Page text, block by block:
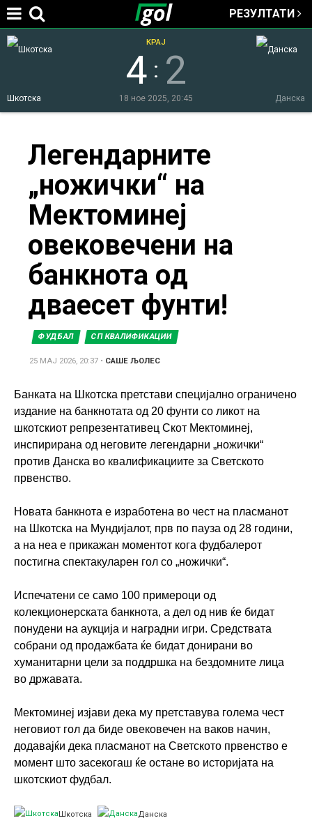
Jump to navigation
РЕЗУЛТАТИ
Шкотска Данска
4 : 2
КРАЈ
18 ное 2025, 20:45
Легендарните
„ножички“ на
Мектоминеј
овековечени на
банкнота од
дваесет фунти!
ФУДБАЛ СП КВАЛИФИКАЦИИ
25 МАЈ 2026, 20:37 • САШЕ ЉОЛЕС
Банката на Шкотска претстави специјално ограничено
издание на банкнотата од 20 фунти со ликот на
шкотскиот репрезентативец Скот Мектоминеј,
инспирирана од неговите легендарни „ножички“
против Данска во квалификациите за Светското
првенство.
Новата банкнота е изработена во чест на пласманот
на Шкотска на Мундијалот, прв по пауза од 28 години,
а на неа е прикажан моментот кога фудбалерот
постигна спектакуларен гол со „ножички“.
Испечатени се само 100 примероци од
колекционерската банкнота, а дел од нив ќе бидат
понудени на аукција и наградни игри. Средствата
собрани од продажбата ќе бидат донирани во
хуманитарни цели за поддршка на бездомните лица
во државата.
Мектоминеј изјави дека му претставува голема чест
неговиот гол да биде овековечен на ваков начин,
додавајќи дека пласманот на Светското првенство е
момент што засекогаш ќе остане во историјата на
шкотскиот фудбал.
Шкотска Данска